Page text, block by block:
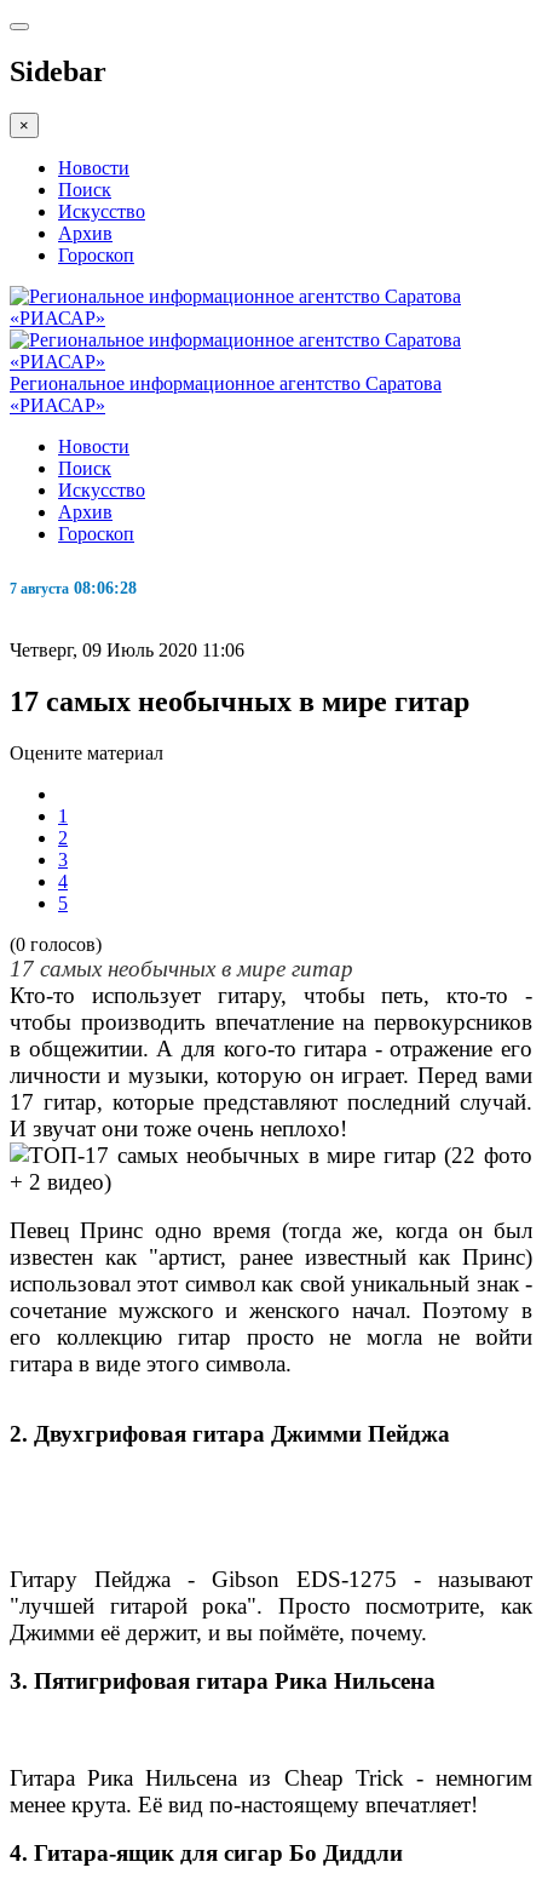
Sidebar
×
Новости
Поиск
Искусство
Архив
Гороскоп
Региональное информационное агентство Саратова
«РИАСАР»
Новости
Поиск
Искусство
Архив
Гороскоп
7 августа 08:06:29
Четверг, 09 Июль 2020 11:06
17 самых необычных в мире гитар
Оцените материал
1
2
3
4
5
(0 голосов)
17 самых необычных в мире гитар
Кто-то использует гитару, чтобы петь, кто-то -
чтобы производить впечатление на первокурсников
в общежитии. А для кого-то гитара - отражение его
личности и музыки, которую он играет. Перед вами
17 гитар, которые представляют последний случай.
И звучат они тоже очень неплохо!
Певец Принс одно время (тогда же, когда он был
известен как "артист, ранее известный как Принс)
использовал этот символ как свой уникальный знак -
сочетание мужского и женского начал. Поэтому в
его коллекцию гитар просто не могла не войти
гитара в виде этого символа.
2. Двухгрифовая гитара Джимми Пейджа
Гитару Пейджа - Gibson EDS-1275 - называют
"лучшей гитарой рока". Просто посмотрите, как
Джимми её держит, и вы поймёте, почему.
3. Пятигрифовая гитара Рика Нильсена
Гитара Рика Нильсена из Cheap Trick - немногим
менее крута. Её вид по-настоящему впечатляет!
4. Гитара-ящик для сигар Бо Диддли